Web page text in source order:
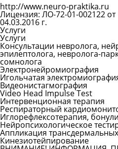
http://www.neuro-praktika.ru
Лицензия: ЛО-72-01-002122 от
04.03.2016 г.
Услуги
Услуги
Консультации невролога,
эпилептолога, невролога-
сомнолога
Электронейромиография
Игольчатая
Видеонистагмография
Video Head Impulse Test
Интервенционная терапия
Респираторный
Иглорефлексотерапия,
Нейропсихологическое
Аппликация
Кинезиотейпирование